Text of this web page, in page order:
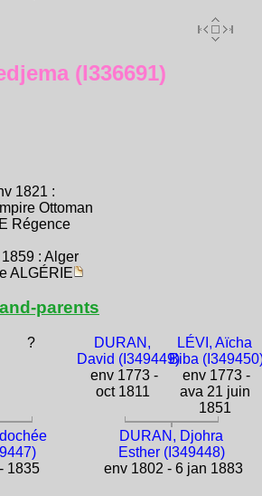
(I336691)
1821 :
Ottoman
Régence
: Alger
ALGÉRIE
parents
?
DURAN,
David (I349449)
env 1773 -
oct 1811
LÉVI, Aïcha
Biba
env 1773 -
ava 21 juin
1851
1835
DURAN, Djohra
Esther (I349448)
env 1802 - 6 jan 1883